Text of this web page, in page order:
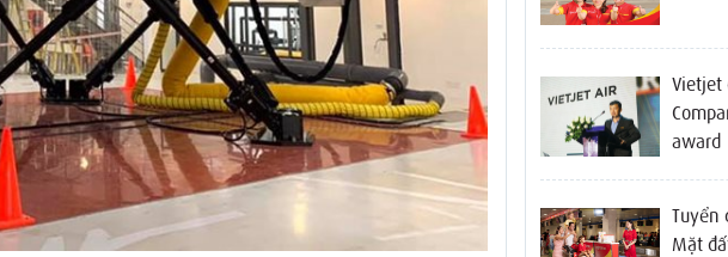
Vietjet
award
Tuyển
Mặt